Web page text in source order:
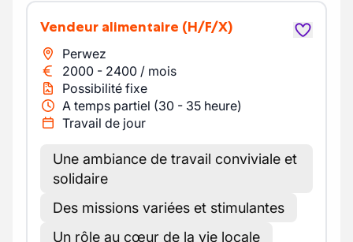
Vendeur alimentaire (H/F/X)
Perwez
2000 - 2400 / mois
Possibilité fixe
A temps partiel (30 - 35 heure)
Travail de jour
Une ambiance de travail conviviale et
solidaire
Des missions variées et stimulantes
Un rôle au cœur de la vie locale